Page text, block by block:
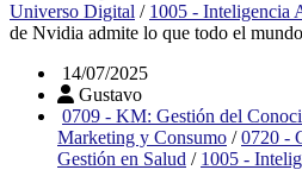
Universo Digital / 1005 - Inteligencia
de Nvidia admite lo que todo el
14/07/2025
Gustavo
0709 - KM: Gestión del
Marketing y Consumo /0720 -
Gestión en Salud / 1005 -